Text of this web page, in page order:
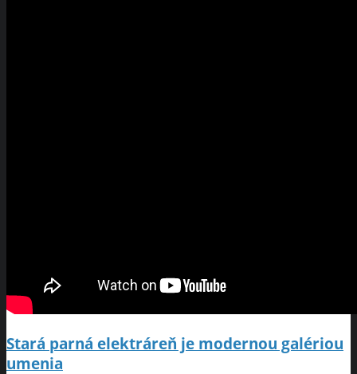
Stará parná elektráreň je modernou galériou
umenia